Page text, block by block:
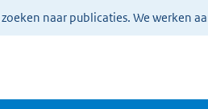
naar publicaties. We werken